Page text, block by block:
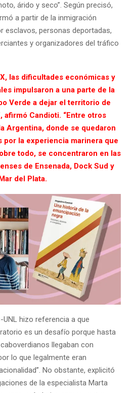
árido y seco”. Según precisó,
a partir de la inmigración
esclavos, personas deportadas,
y organizadores del tráfico
las dificultades económicas y
impulsaron a una parte de la
Verde a dejar el territorio de
afirmó Candioti. “Entre otros
Argentina, donde se quedaron
por la experiencia marinera que
todo, se concentraron en las
de Ensenada, Dock Sud y
del Plata.
UNL hizo referencia a que
es un desafío porque hasta
llegaban con
lo que legalmente eran
No obstante, explicitó
de la especialista Marta